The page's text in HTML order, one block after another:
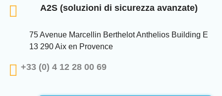
A2S (soluzioni di sicurezza avanzate)
75 Avenue Marcellin Berthelot Anthelios Building E
13 290 Aix en Provence
+33 (0) 4 12 28 00 69